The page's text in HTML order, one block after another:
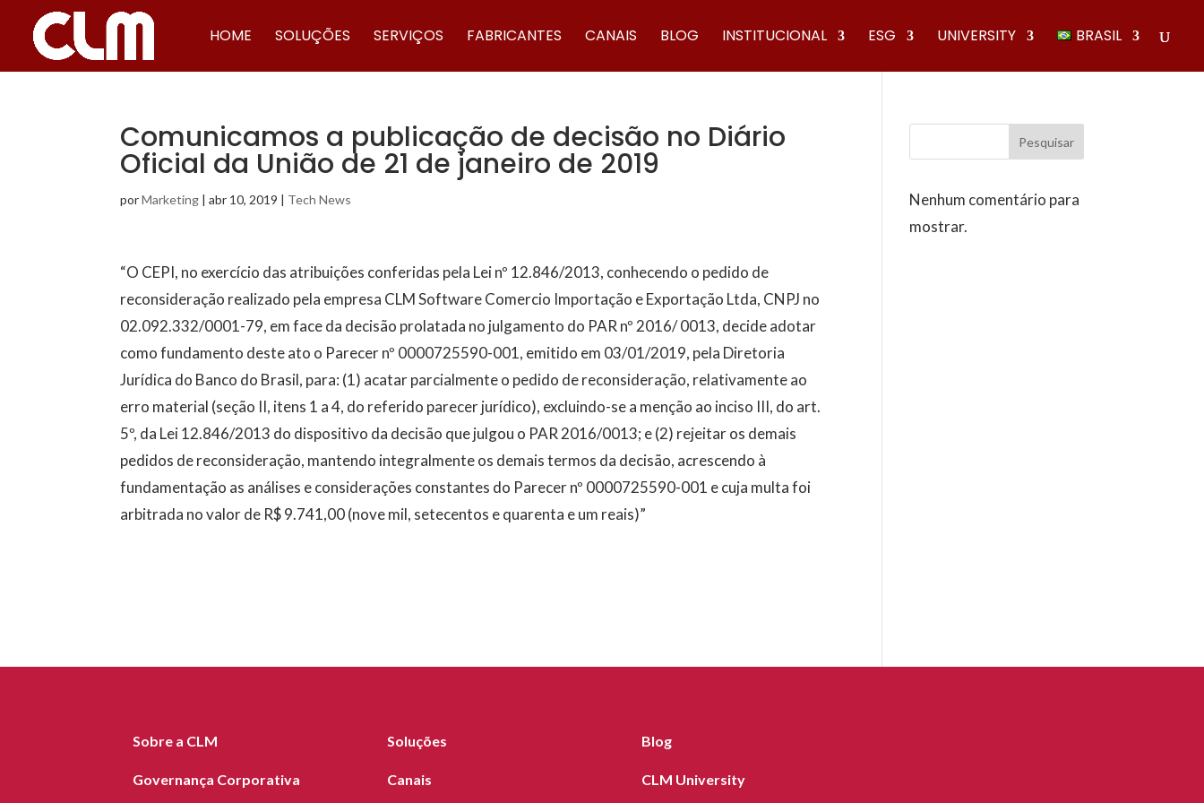
HOME SOLUÇÕES SERVIÇOS FABRICANTES CANAIS BLOG INSTITUCIONAL ESG UNIVERSITY BRASIL
Comunicamos a publicação de decisão no Diário
Oficial da União de 21 de janeiro de 2019
porMarketing |abr 10, 2019 | Tech News
“O CEPI, no exercício das atribuições conferidas pela Lei nº 12.846/2013, conhecendo o pedido de
reconsideração realizado pela empresa CLM Software Comercio Importação e Exportação Ltda, CNPJ no
02.092.332/0001-79, em face da decisão prolatada no julgamento do PAR nº 2016/ 0013, decide adotar
como fundamento deste ato o Parecer nº 0000725590-001, emitido em 03/01/2019, pela Diretoria
Jurídica do Banco do Brasil, para: (1) acatar parcialmente o pedido de reconsideração, relativamente ao
erro material (seção II, itens 1 a 4, do referido parecer jurídico), excluindo-se a menção ao inciso III, do art.
5º, da Lei 12.846/2013 do dispositivo da decisão que julgou o PAR 2016/0013; e (2) rejeitar os demais
pedidos de reconsideração, mantendo integralmente os demais termos da decisão, acrescendo à
fundamentação as análises e considerações constantes do Parecer nº 0000725590-001 e cuja multa foi
arbitrada no valor de R$ 9.741,00 (nove mil, setecentos e quarenta e um reais)”
Pesquisar
Nenhum comentário para
mostrar.
Sobre a CLM
Governança Corporativa
Soluções
Canais
Blog
CLM University